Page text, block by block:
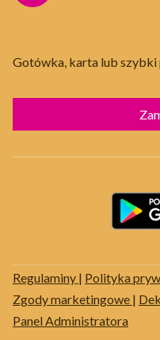
Gotówka, karta lub szybki
Regulaminy | Polityka
Zgody marketingowe |
Panel Administratora